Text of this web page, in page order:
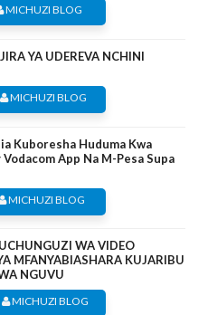
MICHUZI BLOG
YA UDEREVA NCHINI
MICHUZI BLOG
Kuboresha Huduma Kwa
App Na M-Pesa Supa
MICHUZI BLOG
WA VIDEO
MFANYABIASHARA KUJARIBU
NGUVU
MICHUZI BLOG